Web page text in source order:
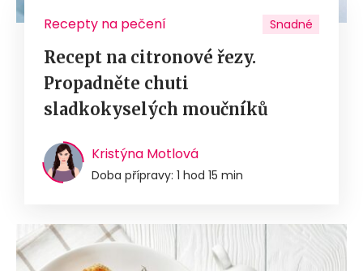
Recepty na pečení Snadné
Recept na citronové řezy.
Propadněte chuti
sladkokyselých moučníků
Kristýna Motlová
Doba přípravy: 1 hod 15 min